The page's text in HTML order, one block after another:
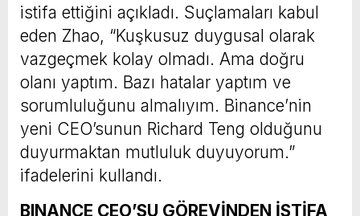
istifa ettiğini açıkladı. Suçlamaları kabul
eden Zhao, “Kuşkusuz duygusal olarak
vazgeçmek kolay olmadı. Ama doğru
olanı yaptım. Bazı hatalar yaptım ve
sorumluluğunu almalıyım. Binance’nin
yeni CEO’sunun Richard Teng olduğunu
duyurmaktan mutluluk duyuyorum.”
ifadelerini kullandı.
BINANCE CEO’SU GÖREVİNDEN İSTİFA